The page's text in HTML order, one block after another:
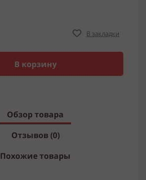
В закладки
В корзину
Обзор товара
Отзывов (0)
Похожие товары